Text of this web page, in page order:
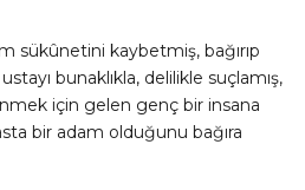
sükûnetini kaybetmiş, bağırıp
bunaklıkla, delilikle suçlamış,
için gelen genç bir insana
bir adam olduğunu bağıra